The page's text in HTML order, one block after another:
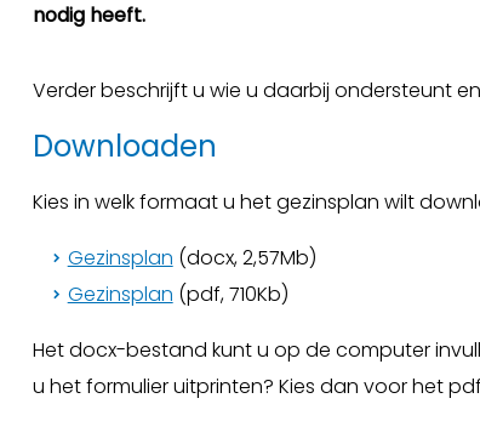
nodig heeft.
Verder beschrijft u wie u daarbij ondersteunt
Downloaden
Kies in welk formaat u het gezinsplan wilt
Gezinsplan (docx, 2,57Mb)
Gezinsplan (pdf, 710Kb)
Het docx-bestand kunt u op de computer
u het formulier uitprinten? Kies dan voor het